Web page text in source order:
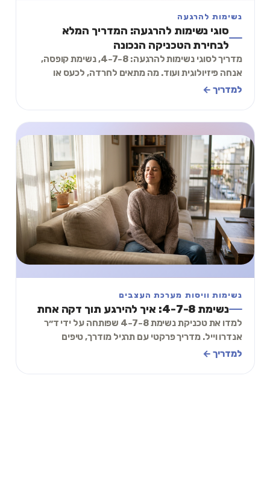
נשימות להרגעה
סוגי נשימות להרגעה: המדריך המלא
לבחירת הטכניקה הנכונה
מדריך לסוגי נשימות להרגעה: 4-7-8, נשימת קופסה,
אנחה פיזיולוגית ועוד. מה מתאים לחרדה, לכעס או
לשינה, ואיך בוחרים את הנשימה הנכונה לרגע שלכם.
למדריך ←
נשימות וויסות מערכת העצבים
נשימת 4-7-8: איך להירגע תוך דקה אחת
למדו את טכניקת נשימת 4-7-8 שפותחה על ידי ד״ר
אנדרו וייל. מדריך פרקטי עם תרגיל מודרך, טיפים
למתחילים, ומתי כדאי להשתמש בטכניקה.
למדריך ←